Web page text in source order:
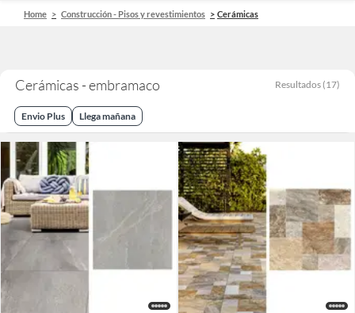
Home Construcción - Pisos y revestimientos Cerámicas
Cerámicas - embramaco Resultados (17)
Envio Plus Llega mañana